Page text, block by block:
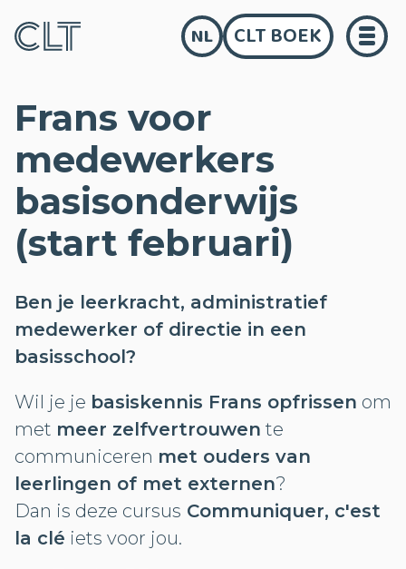
NL CLT BOEK
Frans voor
medewerkers
basisonderwijs
(start februari)
Ben je leerkracht, administratief
medewerker of directie in een
basisschool?
Wil je je basiskennis Frans opfrissen om
met meer zelfvertrouwen te
communiceren met ouders van
leerlingen of met externen?
Dan is deze cursus Communiquer, c'est
la clé iets voor jou.